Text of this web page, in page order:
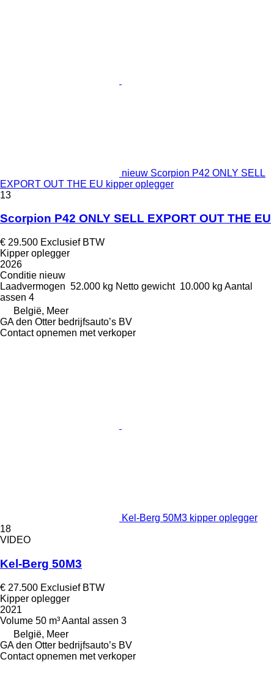
nieuw Scorpion P42 ONLY SELL
EXPORT OUT THE EU kipper oplegger
13
Scorpion P42 ONLY SELL EXPORT OUT THE EU
€ 29.500 Exclusief BTW
Kipper oplegger
2026
Conditie nieuw
Laadvermogen 52.000 kg Netto gewicht 10.000 kg Aantal
assen 4
België, Meer
GA den Otter bedrijfsauto’s BV
Contact opnemen met verkoper
Kel-Berg 50M3 kipper oplegger
18
VIDEO
Kel-Berg 50M3
€ 27.500 Exclusief BTW
Kipper oplegger
2021
Volume 50 m³Aantal assen 3
België, Meer
GA den Otter bedrijfsauto’s BV
Contact opnemen met verkoper